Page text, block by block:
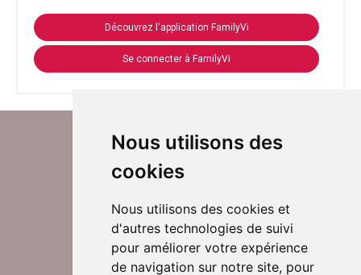
Nous utilisons des
cookies
Nous utilisons des cookies et
d'autres technologies de suivi
pour améliorer votre expérience
de navigation sur notre site, pour
Découvrez l'application FamilyVi
Se connecter à FamilyVi
Suivez-nous sur Twitter